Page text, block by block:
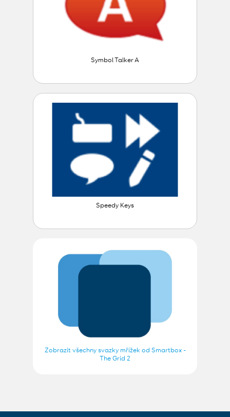
Symbol Talker A
Speedy Keys
Zobrazit všechny svazky mřížek od Smartbox -
The Grid 2